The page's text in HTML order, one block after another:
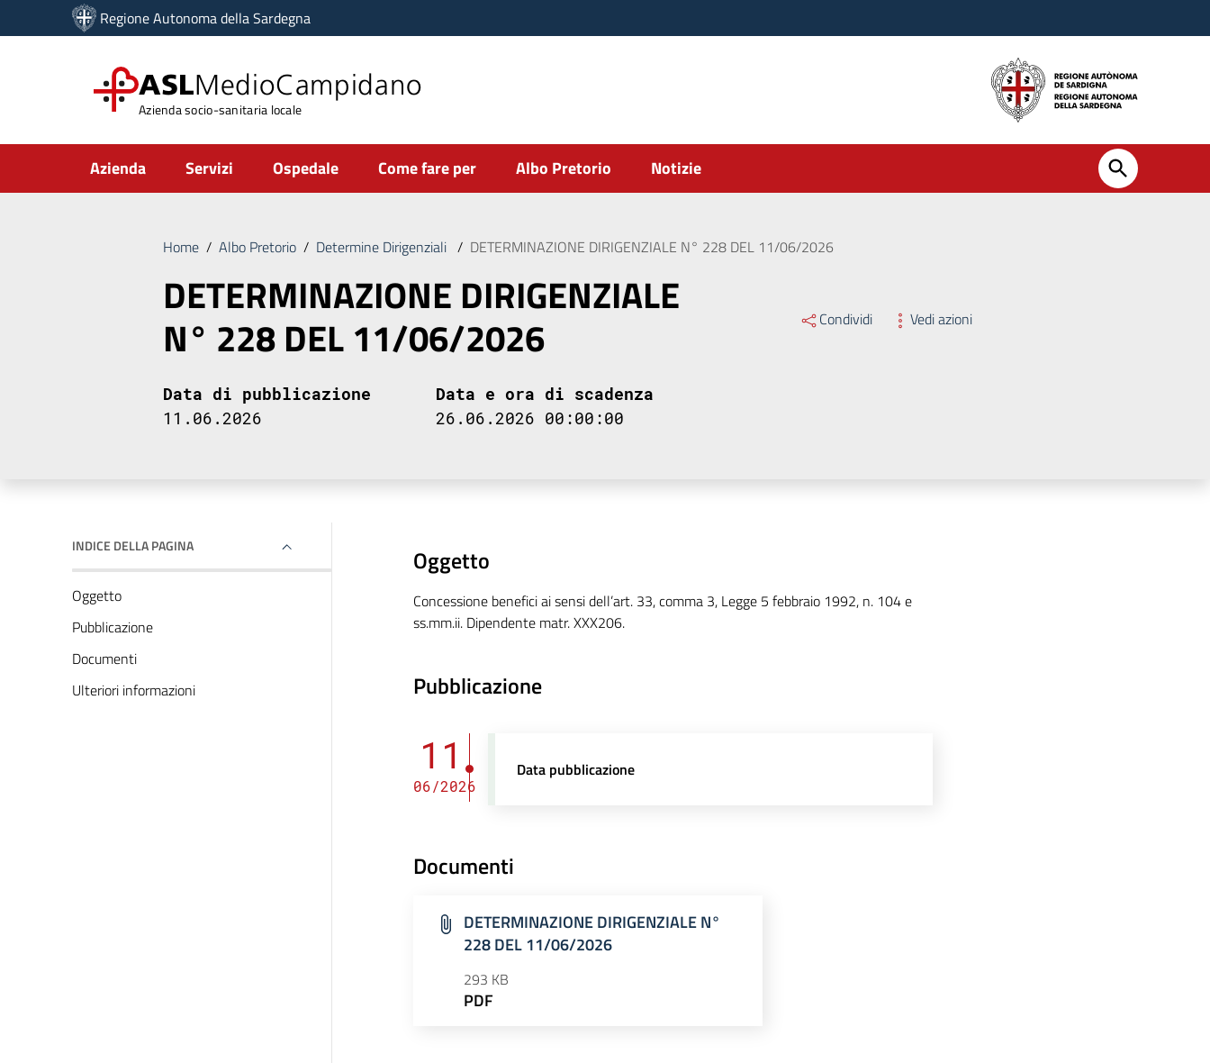
Vai ai contenuti
Vai al menu di navigazione
Regione Autonoma della Sardegna
ASLMedioCampidano
Azienda socio-sanitaria locale
Submenu
Azienda Servizi Ospedale Come fare per Albo Pretorio Notizie
Home / Albo Pretorio / Determine Dirigenziali / DETERMINAZIONE DIRIGENZIALE N° 228 DEL 11/06/2026
DETERMINAZIONE DIRIGENZIALE
N° 228 DEL 11/06/2026 Condividi Vedi azioni
Data di pubblicazione
11.06.2026
Data e ora di scadenza
26.06.2026 00:00:00
INDICE DELLA PAGINA
Oggetto
Pubblicazione
Documenti
Ulteriori informazioni
Oggetto
Concessione benefici ai sensi dell’art. 33, comma 3, Legge 5 febbraio 1992, n. 104 e
ss.mm.ii. Dipendente matr. XXX206.
Pubblicazione
11
06/2026
Data pubblicazione
Documenti
DETERMINAZIONE DIRIGENZIALE N°
228 DEL 11/06/2026
293 KB
PDF